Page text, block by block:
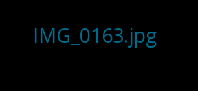
IMG_0163.jpg